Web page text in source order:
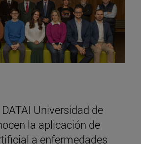
Universidad de
la aplicación de
a enfermedades